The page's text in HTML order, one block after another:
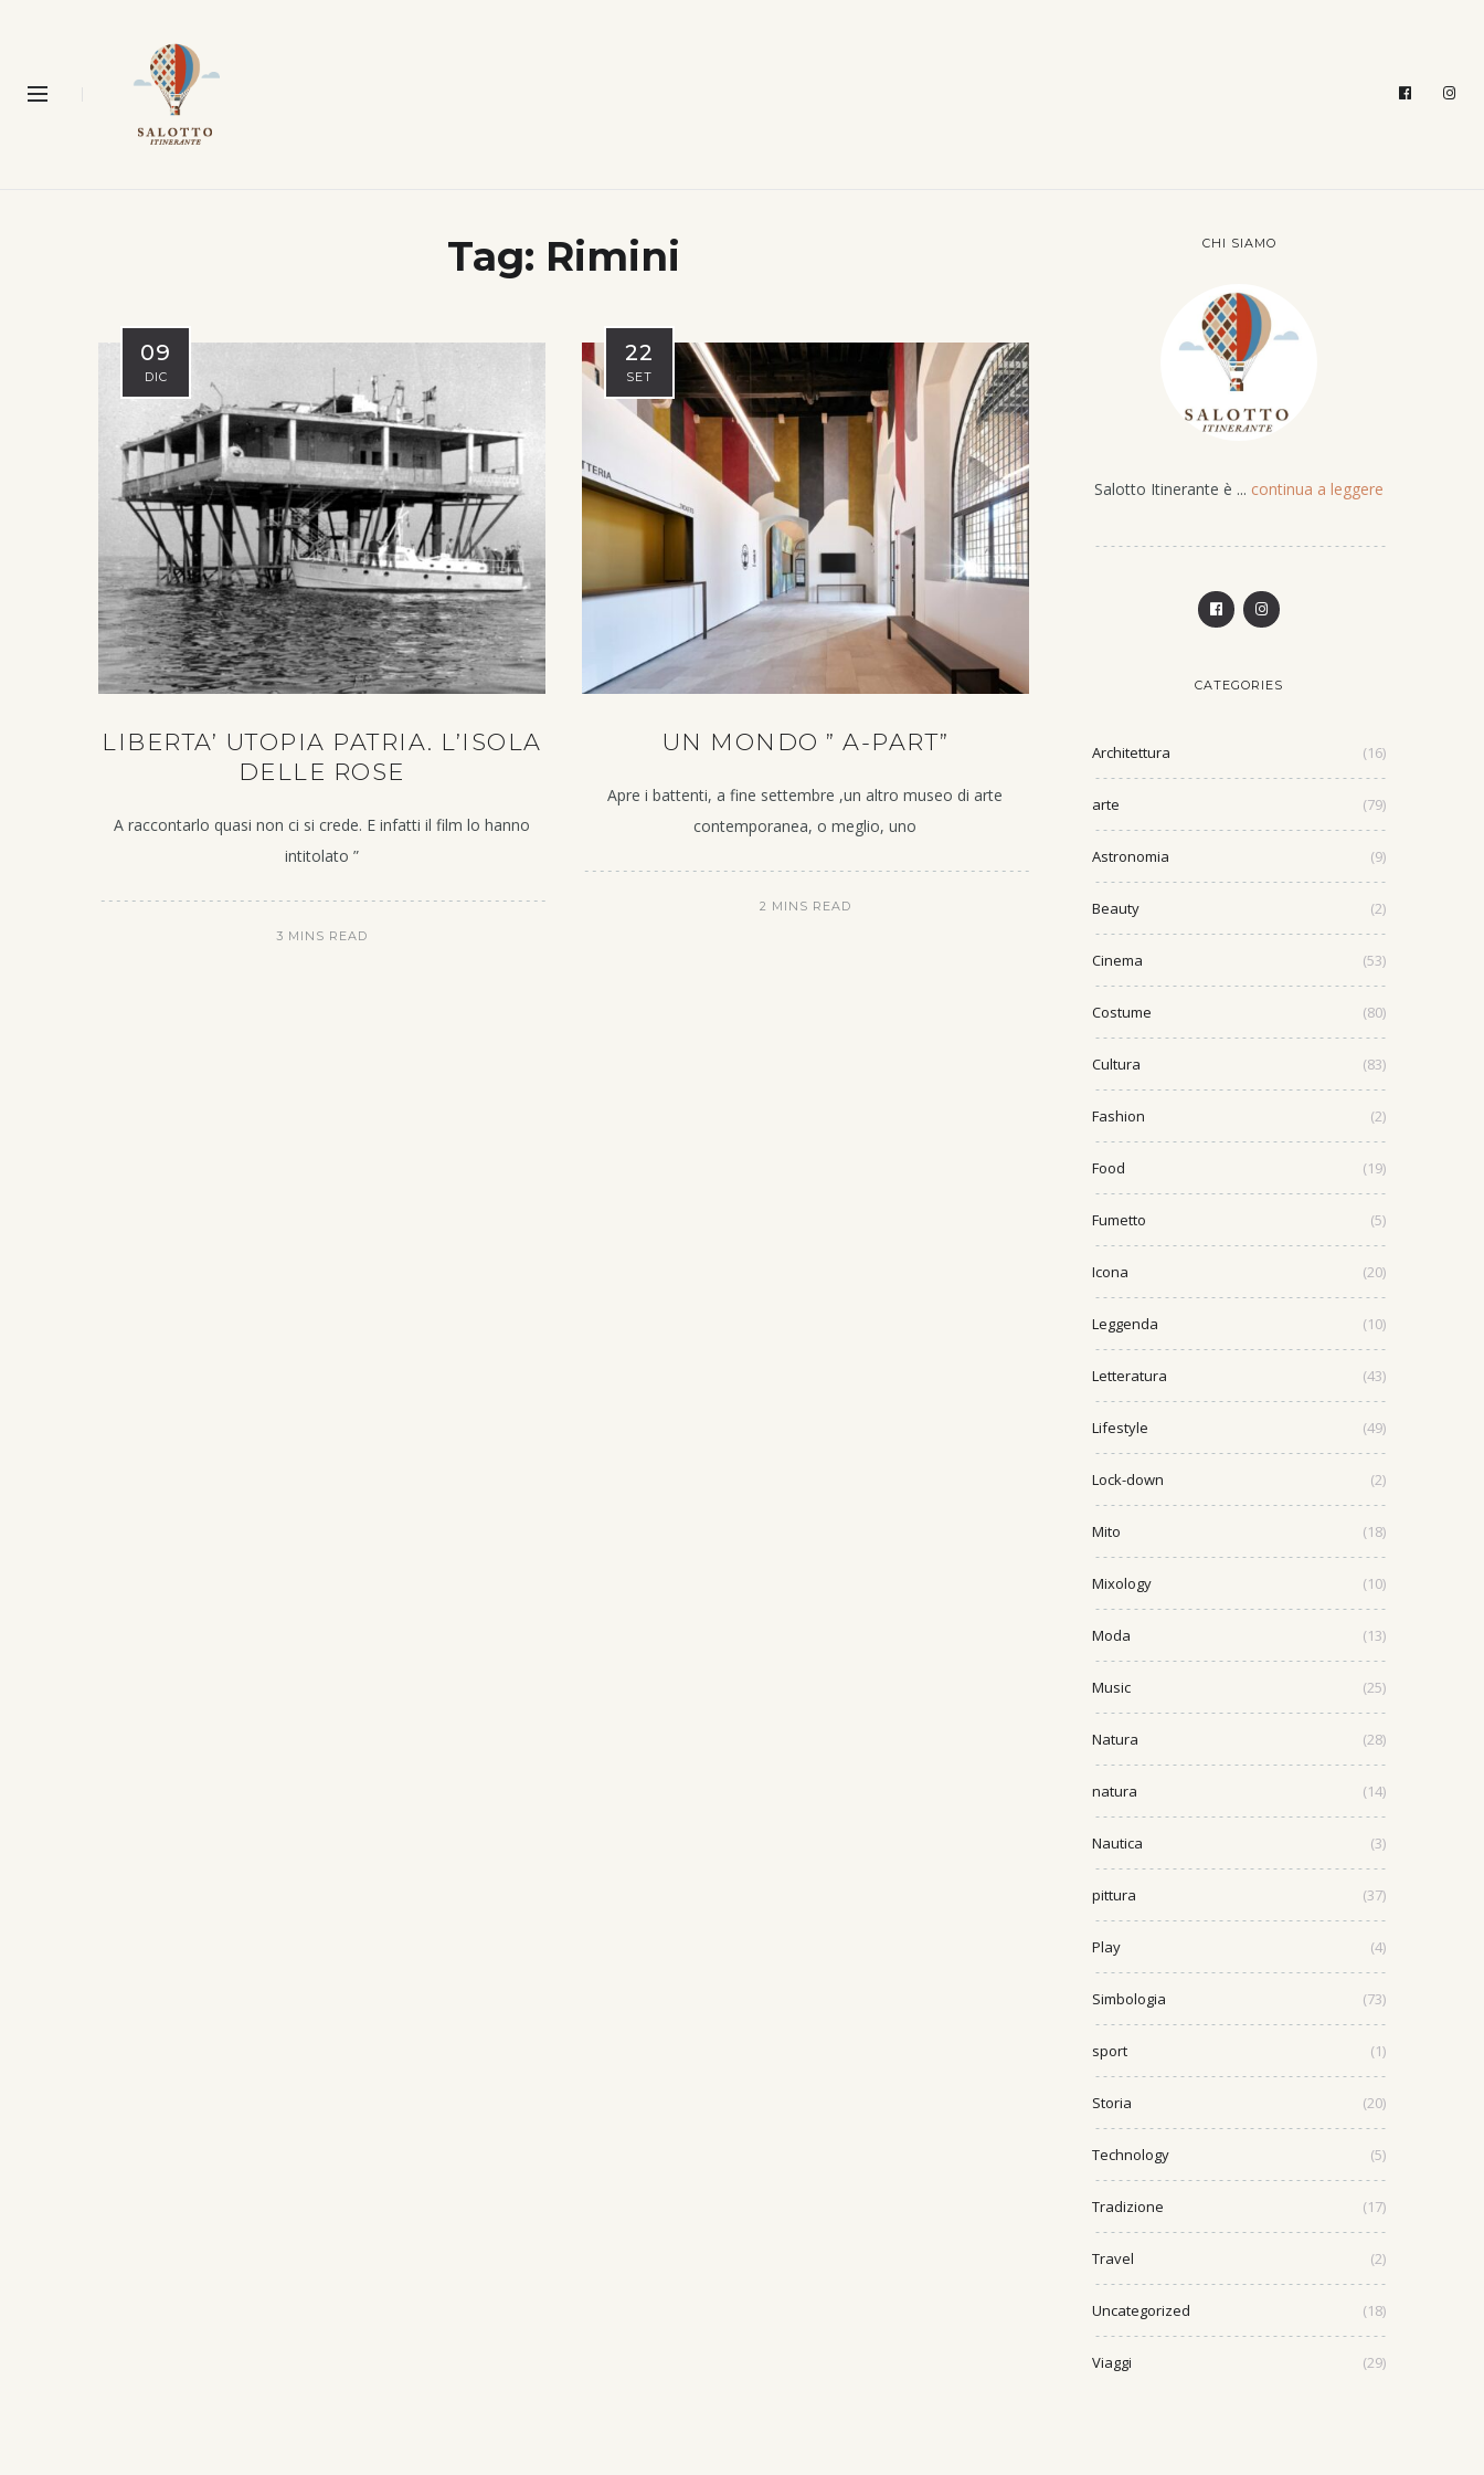
Tag: Rimini
09
DIC
LIBERTA’ UTOPIA PATRIA. L’ISOLA
DELLE ROSE
A raccontarlo quasi non ci si crede. E infatti il film lo hanno
intitolato ”
3 MINS READ
22
SET
UN MONDO ” A-PART”
Apre i battenti, a fine settembre ,un altro museo di arte
contemporanea, o meglio, uno
2 MINS READ
CHI SIAMO
Salotto Itinerante è ... continua a leggere
CATEGORIES
Architettura (16)
arte (79)
Astronomia (9)
Beauty (2)
Cinema (53)
Costume (80)
Cultura (83)
Fashion (2)
Food (19)
Fumetto (5)
Icona (20)
Leggenda (10)
Letteratura (43)
Lifestyle (49)
Lock-down (2)
Mito (18)
Mixology (10)
Moda (13)
Music (25)
Natura (28)
natura (14)
Nautica (3)
pittura (37)
Play (4)
Simbologia (73)
sport (1)
Storia (20)
Technology (5)
Tradizione (17)
Travel (2)
Uncategorized (18)
Viaggi (29)